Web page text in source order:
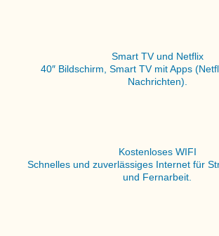
Smart TV und Netflix
40″ Bildschirm, Smart TV mit Apps
Nachrichten).
Kostenloses WIFI
Schnelles und zuverlässiges Internet für
und Fernarbeit.